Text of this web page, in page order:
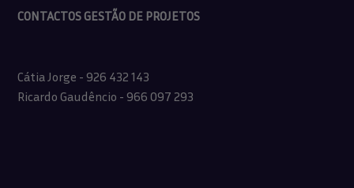
CONTACTOS GESTÃO DE PROJETOS
Cátia Jorge - 926 432 143
Ricardo Gaudêncio - 966 097 293